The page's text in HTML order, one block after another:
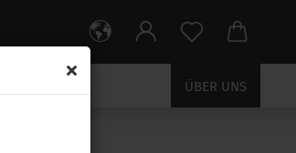
ÜBER UNS